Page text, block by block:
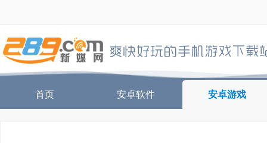
首页 安卓软件 安卓游戏